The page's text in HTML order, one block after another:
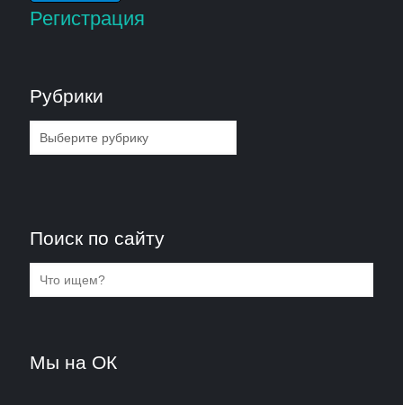
Регистрация
Рубрики
Рубрики
Поиск по сайту
Мы на ОК